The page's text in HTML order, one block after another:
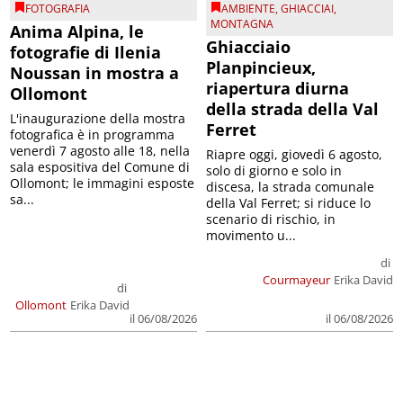
FOTOGRAFIA
Anima Alpina, le
fotografie di Ilenia
Noussan in mostra a
Ollomont
Ollomont
di
Erika David
il 06/08/2026
L'inaugurazione della mostra
fotografica è in programma
venerdì 7 agosto alle 18, nella
sala espositiva del Comune di
Ollomont; le immagini esposte
sa...
AMBIENTE,GHIACCIAI,
MONTAGNA
Ghiacciaio
Planpincieux,
riapertura diurna
della strada della Val
Ferret
Courmayeur
di
Erika David
il 06/08/2026
Riapre oggi, giovedì 6 agosto,
solo di giorno e solo in
discesa, la strada comunale
della Val Ferret; si riduce lo
scenario di rischio, in
movimento u...